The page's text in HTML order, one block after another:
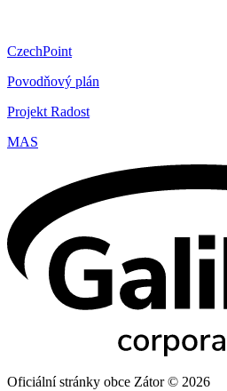
CzechPoint
Povodňový plán
Projekt Radost
MAS
Oficiální stránky obce Zátor © 2026